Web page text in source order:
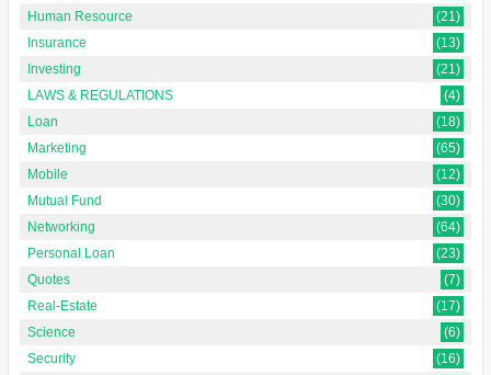
Human Resource
(21)
Insurance
(13)
Investing
(21)
LAWS & REGULATIONS
(4)
Loan
(18)
Marketing
(65)
Mobile
(12)
Mutual Fund
(30)
Networking
(64)
Personal Loan
(23)
Quotes
(7)
Real-Estate
(17)
Science
(6)
Security
(16)